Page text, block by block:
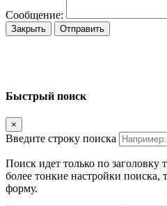
Сообщение:
Закрыть Отправить
Быстрый поиск
×
Введите строку поиска
Поиск идет только по
более тонкие настройки поиска,
форму.